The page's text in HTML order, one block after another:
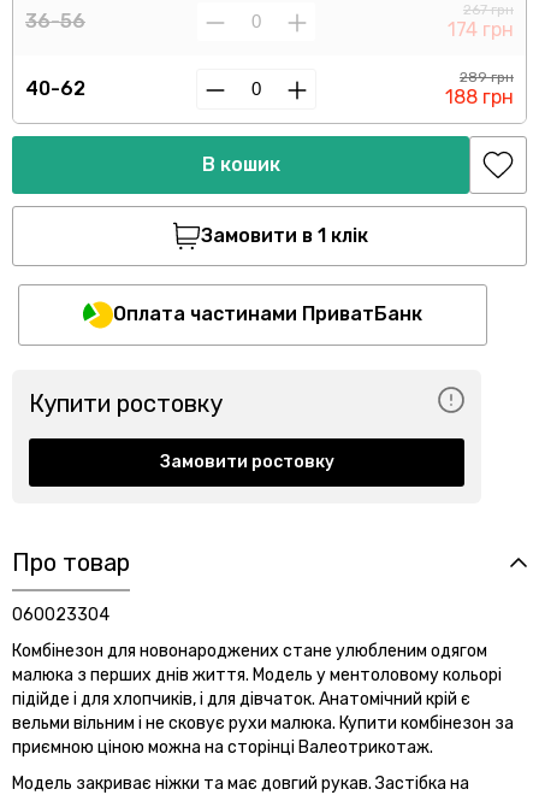
36-56
40-62
267 грн
174 грн
289 грн
188 грн
В кошик
Замовити в 1 клік
Оплата частинами ПриватБанк
Купити ростовку
Замовити ростовку
Про товар
060023304
Комбінезон для новонароджених стане улюбленим одягом
малюка з перших днів життя. Модель у ментоловому кольорі
підійде і для хлопчиків, і для дівчаток. Анатомічний крій є
вельми вільним і не сковує рухи малюка. Купити комбінезон за
приємною ціною можна на сторінці Валеотрикотаж.
Модель закриває ніжки та має довгий рукав. Застібка на